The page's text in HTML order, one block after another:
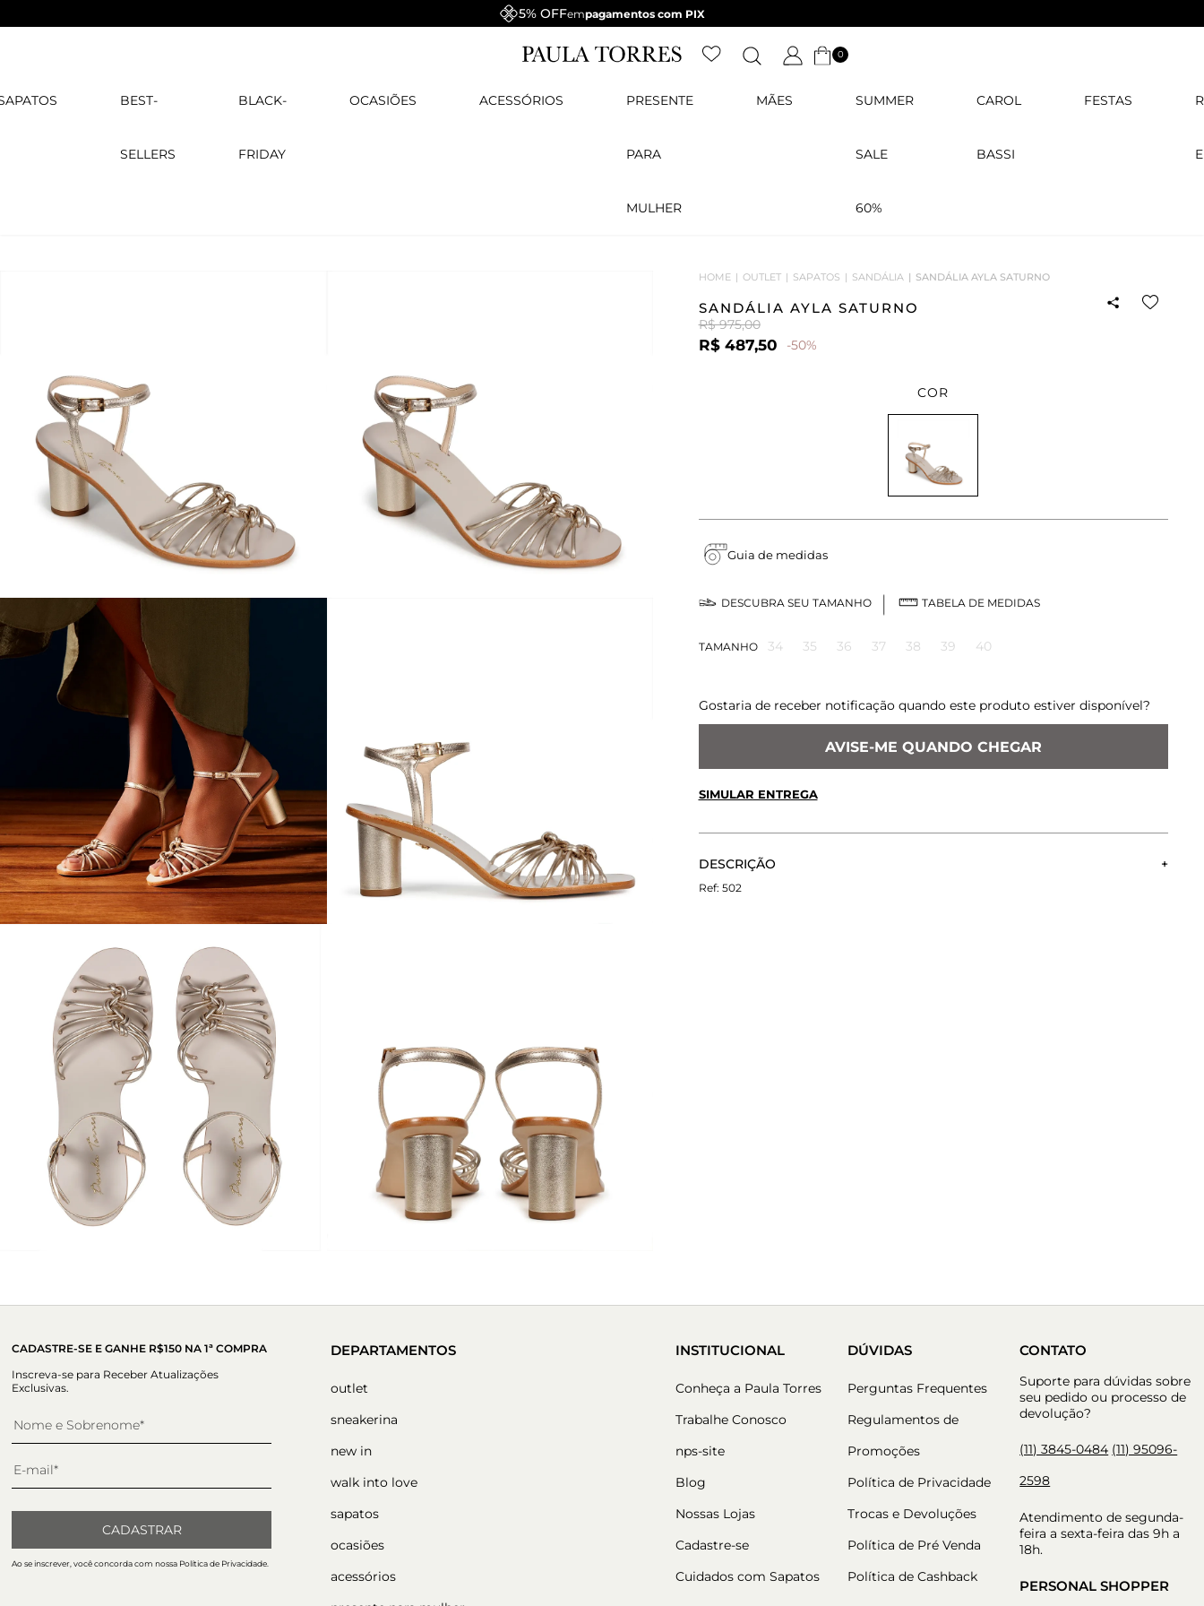
5% OFFempagamentos com PIX
0
BEST-
SELLERS
BLACK-
FRIDAY
OCASIÕES ACESSÓRIOS PRESENTE
PARA
MULHER
MÃES SUMMER
SALE
60%
CAROL
BASSI
FESTAS
HOME OUTLET SAPATOS SANDÁLIA SANDÁLIA AYLA SATURNO
SANDÁLIA AYLA SATURNO
R$ 975,00
R$ 487,50 -50%
COR
Guia de medidas
DESCUBRA SEU TAMANHO TABELA DE MEDIDAS
TAMANHO 34 35 36 37 38 39 40
Gostaria de receber notificação quando este produto estiver disponível?
AVISE-ME QUANDO CHEGAR
SIMULAR ENTREGA
DESCRIÇÃO
A Sandália Ayla é confeccionada em couro. Modelagem em bico redondo
502
CADASTRE-SE E GANHE R$150 NA 1ª COMPRA
Inscreva-se para Receber Atualizações
Exclusivas.
CADASTRAR
Ao se inscrever, você concorda com nossa Política de Privacidade.
DEPARTAMENTOS
outlet
sneakerina
new in
walk into love
sapatos
ocasiões
acessórios
INSTITUCIONAL
Conheça a Paula Torres
Trabalhe Conosco
nps-site
Blog
Nossas Lojas
Cadastre-se
Cuidados com Sapatos
DÚVIDAS
Perguntas Frequentes
Regulamentos de
Promoções
Política de Privacidade
Trocas e Devoluções
Política de Pré Venda
Política de Cashback
CONTATO
Suporte para dúvidas sobre
seu pedido ou processo de
devolução?
(11) 3845-0484 (11) 95096-
2598
Atendimento de segunda-
feira a sexta-feira das 9h a
18h.
PERSONAL SHOPPER